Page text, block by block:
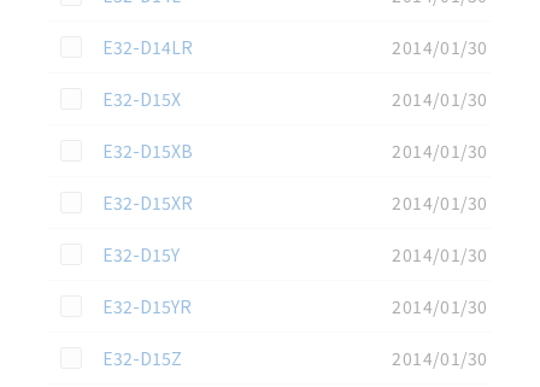
この資料を選択
E32-D14LR
2014/01/30
この資料を選択
E32-D15X
2014/01/30
この資料を選択
E32-D15XB
2014/01/30
この資料を選択
E32-D15XR
2014/01/30
この資料を選択
E32-D15Y
2014/01/30
この資料を選択
E32-D15YR
2014/01/30
この資料を選択
E32-D15Z
2014/01/30